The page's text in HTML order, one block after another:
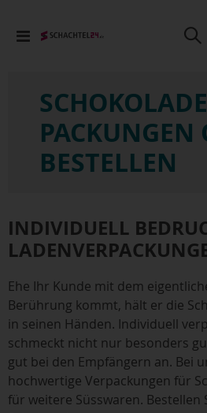
Toggle
PACKUNGEN
BESTELLEN
INDIVIDUELL
Ehe Ihr Kunde mit dem
Berührung kommt, hält er die
in seinen Händen. Individuell
schmeckt nicht nur besonders
gut bei den Empfängern an. Bei
hochwertige Verpackungen für
für weitere Süsswaren. Bestellen